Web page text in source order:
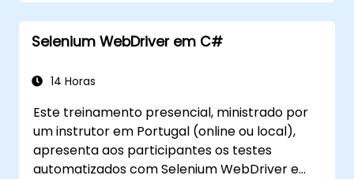
execução dos testes.
Pesquisar objetos da web de forma
programática.
controles web.
por dados.
Distribuir testes utilizando o Selenium Grid.
Selenium WebDriver em C#
14 Horas
Este treinamento presencial, ministrado por
um instrutor em Portugal (online ou local),
apresenta aos participantes os testes
automatizados com Selenium WebDriver e